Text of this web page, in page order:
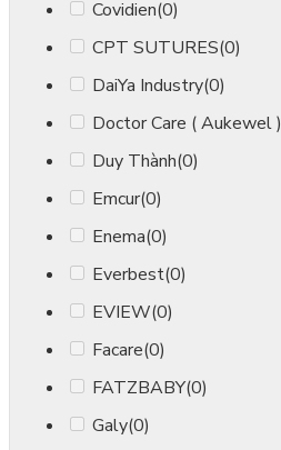
Covidien(0)
CPT SUTURES(0)
DaiYa Industry(0)
Doctor Care ( Aukewel )
Duy Thành(0)
Emcur(0)
Enema(0)
Everbest(0)
EVIEW(0)
Facare(0)
FATZBABY(0)
Galy(0)